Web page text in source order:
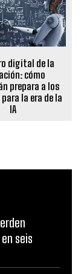
digital de la
cómo
prepara a los
la era de la
IA
seis